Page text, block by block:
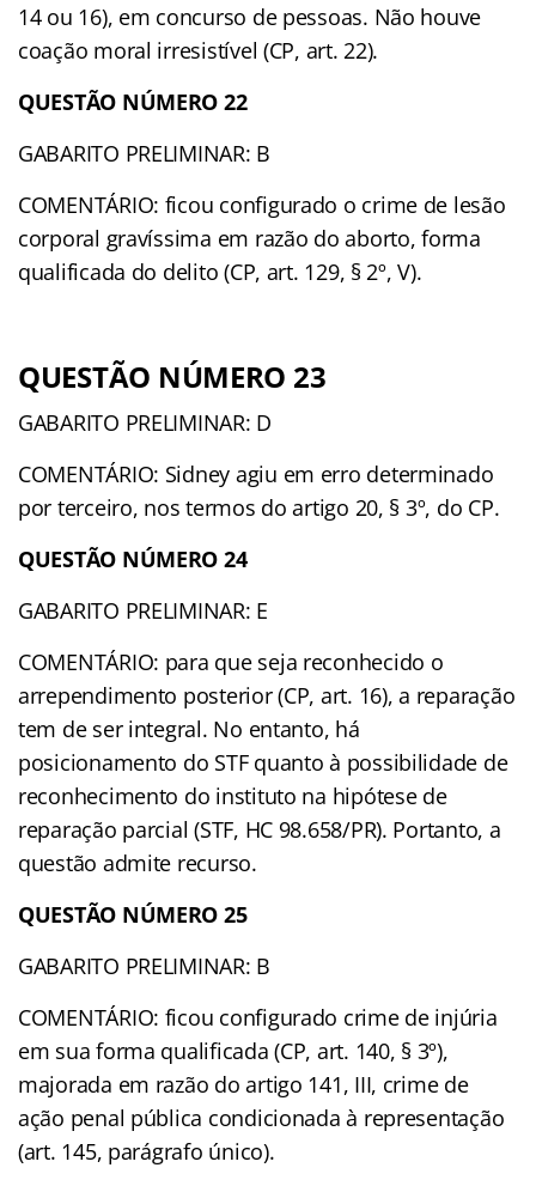
14 ou 16), em concurso de pessoas. Não houve
coação moral irresistível (CP, art. 22).
QUESTÃO NÚMERO 22
GABARITO PRELIMINAR: B
COMENTÁRIO: ficou configurado o crime de lesão
corporal gravíssima em razão do aborto, forma
qualificada do delito (CP, art. 129, § 2º, V).
QUESTÃO NÚMERO 23
GABARITO PRELIMINAR: D
COMENTÁRIO: Sidney agiu em erro determinado
por terceiro, nos termos do artigo 20, § 3º, do CP.
QUESTÃO NÚMERO 24
GABARITO PRELIMINAR: E
COMENTÁRIO: para que seja reconhecido o
arrependimento posterior (CP, art. 16), a reparação
tem de ser integral. No entanto, há
posicionamento do STF quanto à possibilidade de
reconhecimento do instituto na hipótese de
reparação parcial (STF, HC 98.658/PR). Portanto, a
questão admite recurso.
QUESTÃO NÚMERO 25
GABARITO PRELIMINAR: B
COMENTÁRIO: ficou configurado crime de injúria
em sua forma qualificada (CP, art. 140, § 3º),
majorada em razão do artigo 141, III, crime de
ação penal pública condicionada à representação
(art. 145, parágrafo único).